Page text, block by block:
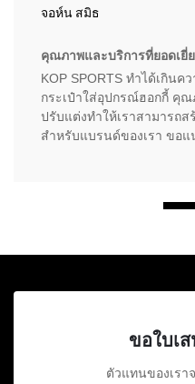
จอห์น สมิธ
คุณภาพและบริการที่ยอดเยี่
KOP SPORTS ทำได้เกินค
กระเป๋าใส่อุปกรณ์ฮอกกี้ คุณ
ปรับแต่งทำให้เราสามารถ
สำหรับแบรนด์ของเรา ขอแ
ขอใบเ
ตัวแทนของเร